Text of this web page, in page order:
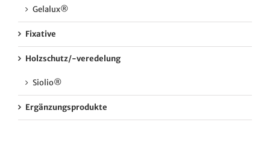
Gelalux®
Fixative
Holzschutz/-veredelung
Siolio®
Ergänzungsprodukte